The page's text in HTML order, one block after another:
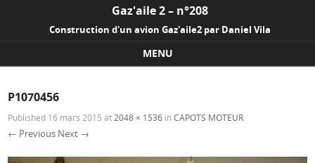
Gaz'aile 2 – n°208
Construction d'un avion Gaz'aile2 par Daniel Vila
MENU
P1070456
Published 16 mars 2015 at 2048 × 1536 inCAPOTS MOTEUR
← Previous Next →